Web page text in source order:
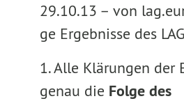
29.10.13 – von
ge Ergebnisse des
1. Alle Klärungen der
genau die Folge des